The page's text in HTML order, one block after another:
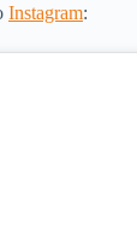
Instagram: